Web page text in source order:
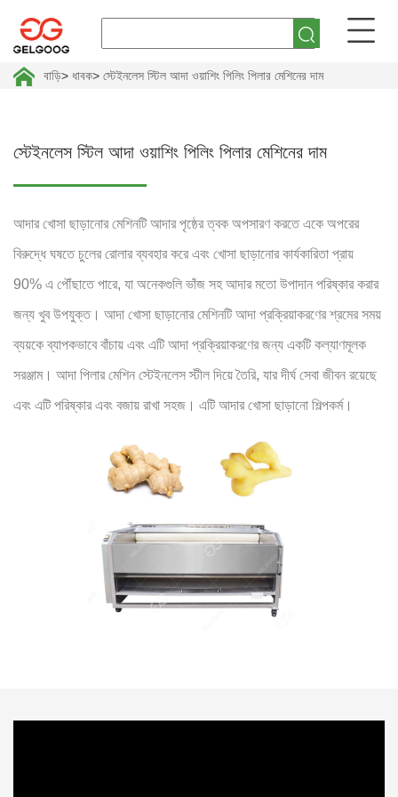
বাড়ি> ধাবক> স্টেইনলেস স্টিল আদা ওয়াশিং পিলিং পিলার মেশিনের দাম
স্টেইনলেস স্টিল আদা ওয়াশিং পিলিং পিলার মেশিনের দাম
আদার খোসা ছাড়ানোর মেশিনটি আদার পৃষ্ঠের ত্বক অপসারণ করতে একে অপরের
বিরুদ্ধে ঘষতে চুলের রোলার ব্যবহার করে এবং খোসা ছাড়ানোর কার্যকারিতা প্রায়
90% এ পৌঁছাতে পারে, যা অনেকগুলি ভাঁজ সহ আদার মতো উপাদান পরিষ্কার করার
জন্য খুব উপযুক্ত। আদা খোসা ছাড়ানোর মেশিনটি আদা প্রক্রিয়াকরণের শ্রমের সময়
ব্যয়কে ব্যাপকভাবে বাঁচায় এবং এটি আদা প্রক্রিয়াকরণের জন্য একটি কল্যাণমূলক
সরঞ্জাম। আদা পিলার মেশিন স্টেইনলেস স্টীল দিয়ে তৈরি, যার দীর্ঘ সেবা জীবন রয়েছে
এবং এটি পরিষ্কার এবং বজায় রাখা সহজ। এটি আদার খোসা ছাড়ানো শিল্পকর্ম।